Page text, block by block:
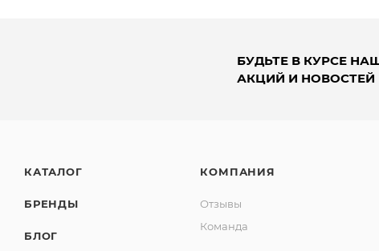
БУДЬТЕ В КУРСЕ
АКЦИЙ И НОВОСТЕЙ
КАТАЛОГ
БРЕНДЫ
БЛОГ
КОМПАНИЯ
Отзывы
Команда